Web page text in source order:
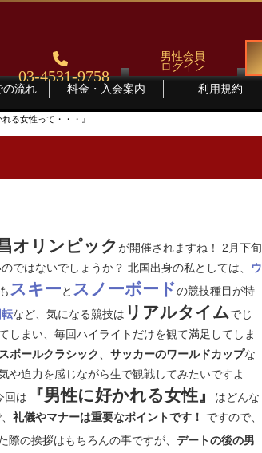
03-4531-9758
男性会員
ログイン
の流れ 料金・入会案内 利用規約
れる女性って・・・』
オリンピックが開催されますね！ 2月下旬
ではないでしょうか？ 北国出身の私としては、 ウ
スキーと スノーボードの競技種目が特
など、気になる競技は リアルタイムでじ
しまい、毎回ハイライトだけを観て満足してしま
ボールクラシック サッカーのワールドカップな
や迫力を感じながら生で観戦してみたいですよ
回は
『男性に好かれる女性』
はどんな
礼儀やマナーは重要なポイントです！ ですので、
際の挨拶はもちろんの事ですが、 デートの後の男